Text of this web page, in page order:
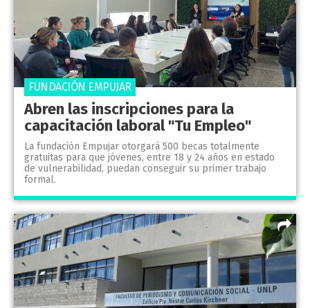
Abren las inscripciones para la
capacitación laboral "Tu Empleo"
La fundación Empujar otorgará 500 becas totalmente
gratuitas para que jóvenes, entre 18 y 24 años en estado
de vulnerabilidad, puedan conseguir su primer trabajo
formal.
FUNDACIÓN EMPUJAR